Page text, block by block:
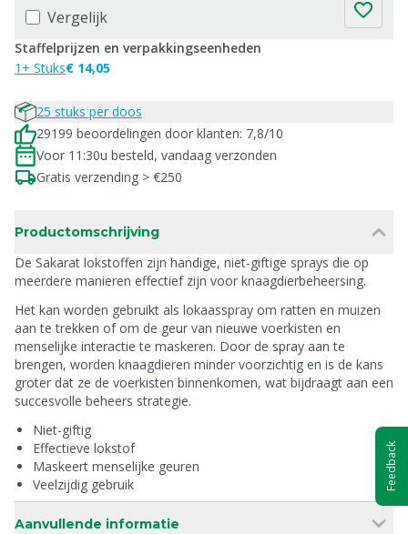
Vergelijk
Staffelprijzen en verpakkingseenheden
1+ Stuks€ 14,05
25 stuks per doos
29199 beoordelingen door klanten: 7,8/10
Voor 11:30u besteld, vandaag verzonden
Gratis verzending > €250
Productomschrijving
De Sakarat lokstoffen zijn handige, niet-giftige sprays die op
meerdere manieren effectief zijn voor knaagdierbeheersing.
Het kan worden gebruikt als lokaasspray om ratten en muizen
aan te trekken of om de geur van nieuwe voerkisten en
menselijke interactie te maskeren. Door de spray aan te
brengen, worden knaagdieren minder voorzichtig en is de kans
groter dat ze de voerkisten binnenkomen, wat bijdraagt aan een
succesvolle beheers strategie.
Niet-giftig
Effectieve lokstof
Maskeert menselijke geuren
Veelzijdig gebruik
Aanvullende informatie
Feedback